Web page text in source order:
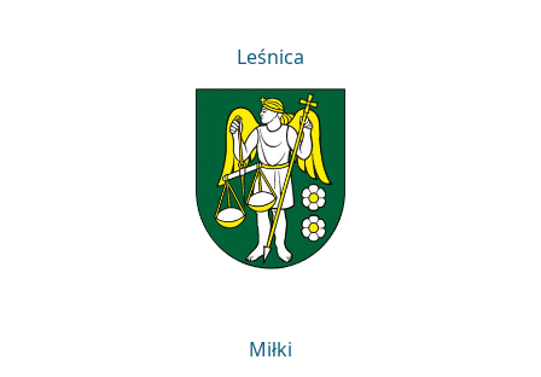
Leśnica
Leśnica
Miłki